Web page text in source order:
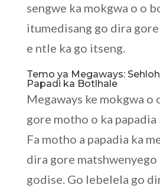
sengwe ka mokgwa o o
itumedisang go dira gore
e ntle ka go itseng.
Temo ya Megaways:
Papadi ka Botlhale
Megaways ke mokgwa o
gore motho o ka
Fa motho a papadia ka
dira gore matshwenyego
godise. Go lebelela go